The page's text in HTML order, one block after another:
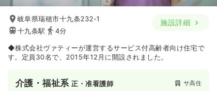
岐阜県瑞穂市十九条232-1
十九条駅
4分
施設詳細
◆株式会社ヴァティーが運営するサービス付高齢者向け住宅で
す。定員30名で、2015年12月に開設されました。
介護・福祉系正・准看護師 サ高住